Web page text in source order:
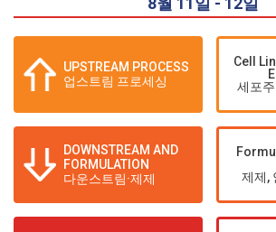
UPSTREAM PROCESS
업스트림 프로세싱
DOWNSTREAM AND
FORMULATION
다운스트림·제제
Cell
세포
제제,